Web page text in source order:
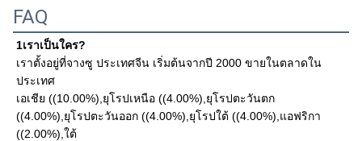
FAQ
1เราเป็นใคร?
เราตั้งอยู่ที่จางซู ประเทศจีน เริ่มต้นจากปี 2000 ขายในตลาดใน
ประเทศ
เอเชีย ((10.00%),ยุโรปเหนือ ((4.00%),ยุโรปตะวันตก
((4.00%),ยุโรปตะวันออก ((4.00%),ยุโรปใต้ ((4.00%),แอฟริกา
((2.00%),ใต้